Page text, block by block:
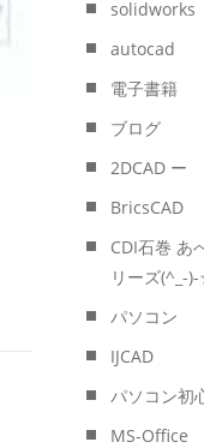
solidworks
autocad
電子書籍
ブログ
2DCAD ー
BricsCAD
CDI石巻 あ
リーズ(^_-
パソコン
IJCAD
パソコン初
MS-Office